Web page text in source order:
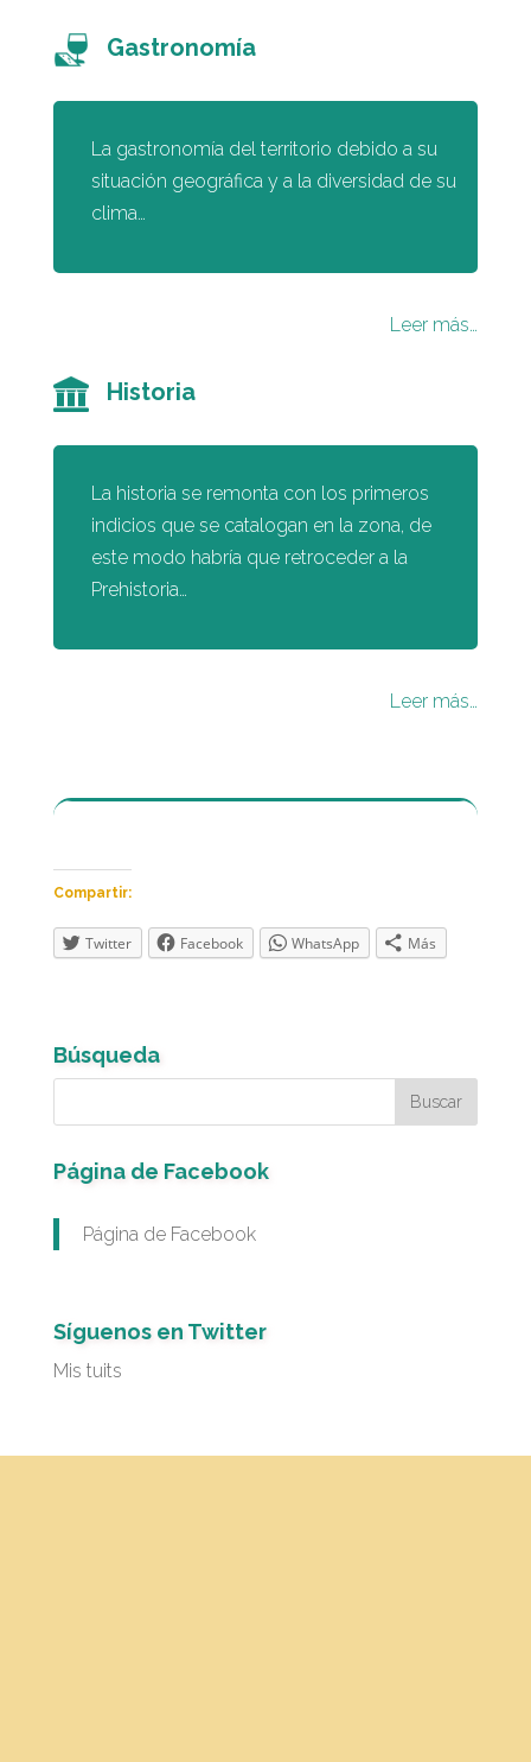
Gastronomía
La gastronomía del territorio debido a su
situación geográfica y a la diversidad de su
clima…
Leer más…
Historia
La historia se remonta con los primeros
indicios que se catalogan en la zona, de
este modo habría que retroceder a la
Prehistoria…
Leer más…
Compartir:
Twitter Facebook WhatsApp Más
Búsqueda
Página de Facebook
Página de Facebook
Síguenos en Twitter
Mis tuits